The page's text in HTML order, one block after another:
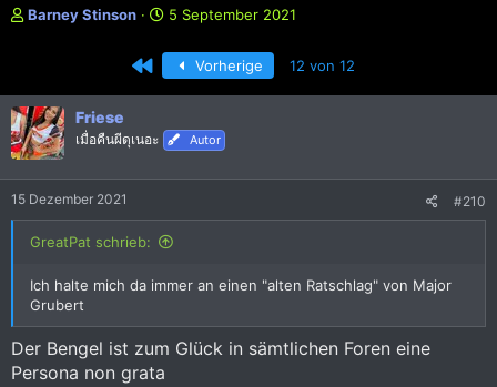
E
e
l
l
e
Barney Stinson
E
s
e
l
t
5 September 2021
Erste Vorherige 12 von 12
Friese
เมื่อคืนผีดุเนอะ Autor
15 Dezember 2021 #210
GreatPat schrieb:
Ich halte mich da immer an einen "alten Ratschlag" von Major
Grubert
Der Bengel ist zum Glück in sämtlichen Foren eine
Persona non grata